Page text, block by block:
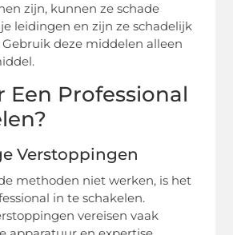
zijn, kunnen ze schade
leidingen en zijn ze schadelijk
deze middelen alleen
Een Professional
Verstoppingen
methoden niet werken, is het
in te schakelen.
vereisen vaak